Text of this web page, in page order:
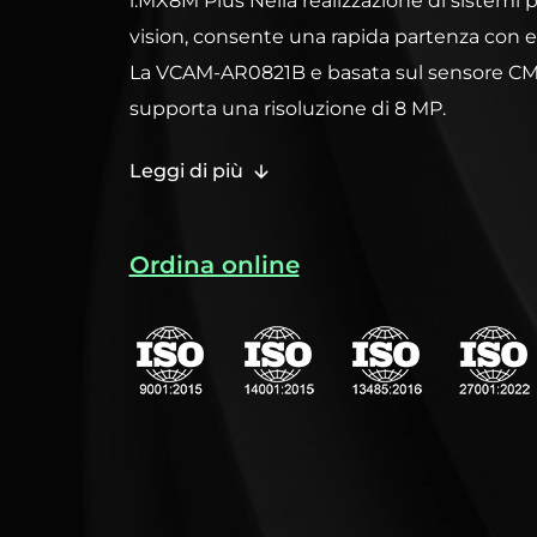
vision, consente una rapida partenza con
La VCAM-AR0821B e basata sul sensore
supporta una risoluzione di 8 MP.
Controlla la sezione delle specifiche per
Leggi di più
Ordina online